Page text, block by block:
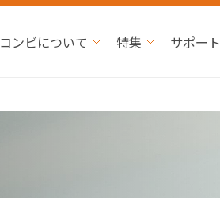
コンビについて 特集 サポート